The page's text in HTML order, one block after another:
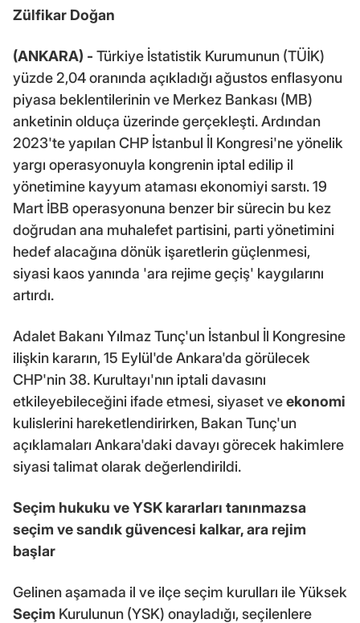
Zülfikar Doğan
(ANKARA) - Türkiye İstatistik Kurumunun (TÜİK)
yüzde 2,04 oranında açıkladığı ağustos enflasyonu
piyasa beklentilerinin ve Merkez Bankası (MB)
anketinin olduça üzerinde gerçekleşti. Ardından
2023'te yapılan CHP İstanbul İl Kongresi'ne yönelik
yargı operasyonuyla kongrenin iptal edilip il
yönetimine kayyum ataması ekonomiyi sarstı. 19
Mart İBB operasyonuna benzer bir sürecin bu kez
doğrudan ana muhalefet partisini, parti yönetimini
hedef alacağına dönük işaretlerin güçlenmesi,
siyasi kaos yanında 'ara rejime geçiş' kaygılarını
artırdı.
Adalet Bakanı Yılmaz Tunç'un İstanbul İl Kongresine
ilişkin kararın, 15 Eylül'de Ankara'da görülecek
CHP'nin 38. Kurultayı'nın iptali davasını
etkileyebileceğini ifade etmesi, siyaset veekonomi
kulislerini hareketlendirirken, Bakan Tunç'un
açıklamaları Ankara'daki davayı görecek hakimlere
siyasi talimat olarak değerlendirildi.
Seçim hukuku ve YSK kararları tanınmazsa
seçim ve sandık güvencesi kalkar, ara rejim
başlar
Gelinen aşamada il ve ilçe seçim kurulları ile Yüksek
Seçim Kurulunun (YSK) onayladığı, seçilenlere